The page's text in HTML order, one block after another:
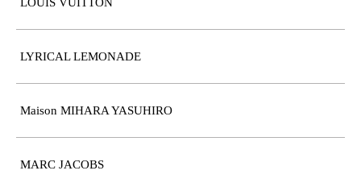
LYRICAL LEMONADE
Maison MIHARA YASUHIRO
MARC JACOBS